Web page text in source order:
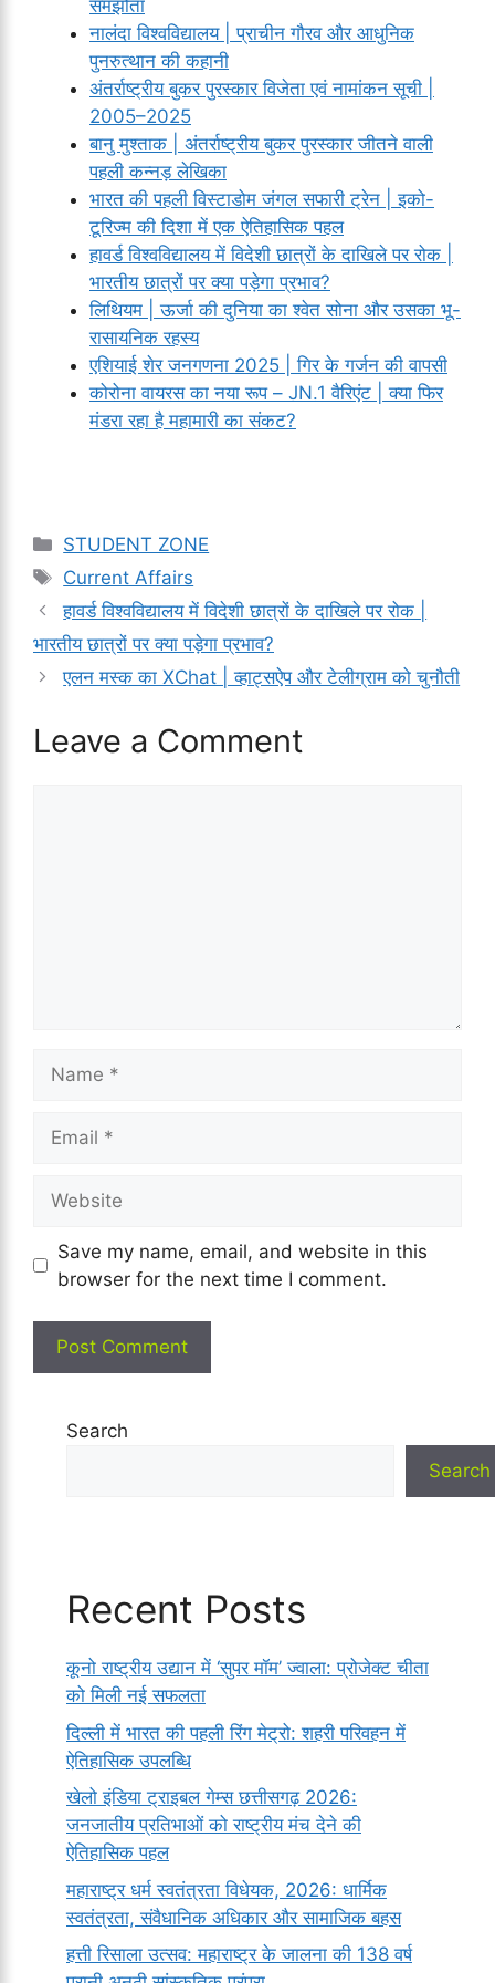
समझौता
नालंदा विश्वविद्यालय | प्राचीन गौरव और आधुनिक
पुनरुत्थान की कहानी
अंतर्राष्ट्रीय बुकर पुरस्कार विजेता एवं नामांकन सूची |
2005–2025
बानु मुश्ताक | अंतर्राष्ट्रीय बुकर पुरस्कार जीतने वाली
पहली कन्नड़ लेखिका
भारत की पहली विस्टाडोम जंगल सफारी ट्रेन | इको-
टूरिज्म की दिशा में एक ऐतिहासिक पहल
हावर्ड विश्वविद्यालय में विदेशी छात्रों के दाखिले पर रोक |
भारतीय छात्रों पर क्या पड़ेगा प्रभाव?
लिथियम | ऊर्जा की दुनिया का श्वेत सोना और उसका भू-
रासायनिक रहस्य
एशियाई शेर जनगणना 2025 | गिर के गर्जन की वापसी
कोरोना वायरस का नया रूप – JN.1 वैरिएंट | क्या फिर
मंडरा रहा है महामारी का संकट?
Categories
STUDENT ZONE
Tags
Current Affairs
हावर्ड विश्वविद्यालय में विदेशी छात्रों के दाखिले पर रोक |
भारतीय छात्रों पर क्या पड़ेगा प्रभाव?
एलन मस्क का XChat | व्हाट्सऐप और टेलीग्राम को चुनौती
Leave a Comment
Save my name, email, and website in this
browser for the next time I comment.
Search
Search
Recent Posts
कूनो राष्ट्रीय उद्यान में ‘सुपर मॉम’ ज्वाला: प्रोजेक्ट चीता
को मिली नई सफलता
दिल्ली में भारत की पहली रिंग मेट्रो: शहरी परिवहन में
ऐतिहासिक उपलब्धि
खेलो इंडिया ट्राइबल गेम्स छत्तीसगढ़ 2026:
जनजातीय प्रतिभाओं को राष्ट्रीय मंच देने की
ऐतिहासिक पहल
महाराष्ट्र धर्म स्वतंत्रता विधेयक, 2026: धार्मिक
स्वतंत्रता, संवैधानिक अधिकार और सामाजिक बहस
हत्ती रिसाला उत्सव: महाराष्ट्र के जालना की 138 वर्ष